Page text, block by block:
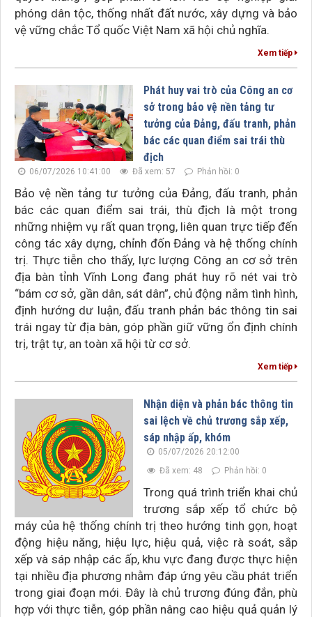
phóng dân tộc, thống nhất đất nước, xây dựng và bảo
vệ vững chắc Tổ quốc Việt Nam xã hội chủ nghĩa.
Xem tiếp
Phát huy vai trò của Công an cơ
sở trong bảo vệ nền tảng tư
tưởng của Đảng, đấu tranh, phản
bác các quan điểm sai trái thù
địch
06/07/2026 10:41:00 Đã xem: 57 Phản hồi: 0
Bảo vệ nền tảng tư tưởng của Đảng, đấu tranh, phản
bác các quan điểm sai trái, thù địch là một trong
những nhiệm vụ rất quan trọng, liên quan trực tiếp đến
công tác xây dựng, chỉnh đốn Đảng và hệ thống chính
trị. Thực tiễn cho thấy, lực lượng Công an cơ sở trên
địa bàn tỉnh Vĩnh Long đang phát huy rõ nét vai trò
“bám cơ sở, gần dân, sát dân”, chủ động nắm tình hình,
định hướng dư luận, đấu tranh phản bác thông tin sai
trái ngay từ địa bàn, góp phần giữ vững ổn định chính
trị, trật tự, an toàn xã hội từ cơ sở.
Xem tiếp
Nhận diện và phản bác thông tin
sai lệch về chủ trương sắp xếp,
sáp nhập ấp, khóm
05/07/2026 20:12:00
Đã xem: 48
Phản hồi: 0
Trong quá trình triển khai chủ
trương sắp xếp tổ chức bộ
máy của hệ thống chính trị theo hướng tinh gọn, hoạt
động hiệu năng, hiệu lực, hiệu quả, việc rà soát, sắp
xếp và sáp nhập các ấp, khu vực đang được thực hiện
tại nhiều địa phương nhằm đáp ứng yêu cầu phát triển
trong giai đoạn mới. Đây là chủ trương đúng đắn, phù
hợp với thực tiễn, góp phần nâng cao hiệu quả quản lý